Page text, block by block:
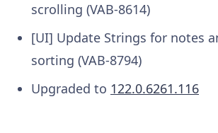
scrolling (VAB-8614)
[UI] Update Strings for notes
sorting (VAB-8794)
Upgraded to 122.0.6261.116